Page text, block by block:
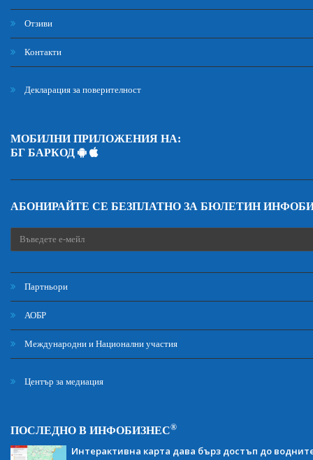
Отзиви
Контакти
Декларация за поверителност
МОБИЛНИ ПРИЛОЖЕНИЯ НА:
БГ БАРКОД
АБОНИРАЙТЕ СЕ БЕЗПЛАТНО ЗА БЮЛЕТИН
Партньори
АОБР
Международни и Национални участия
Център за медиация
ПОСЛЕДНО В ИНФОБИЗНЕС®
Интерактивна карта дава бърз достъп до